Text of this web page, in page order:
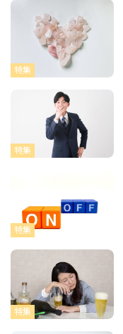
特集
特集
特集
特集